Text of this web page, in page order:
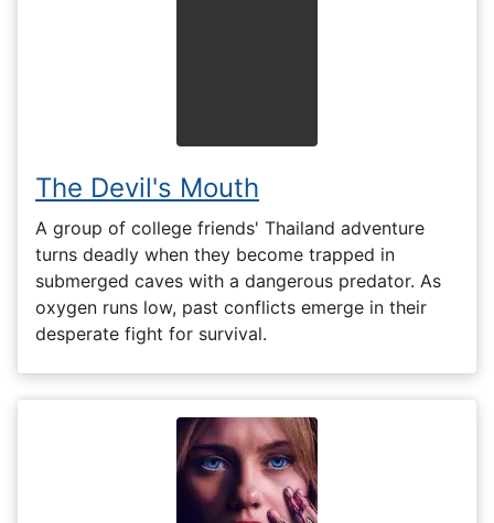
The Devil's Mouth
A group of college friends' Thailand adventure
turns deadly when they become trapped in
submerged caves with a dangerous predator. As
oxygen runs low, past conflicts emerge in their
desperate fight for survival.